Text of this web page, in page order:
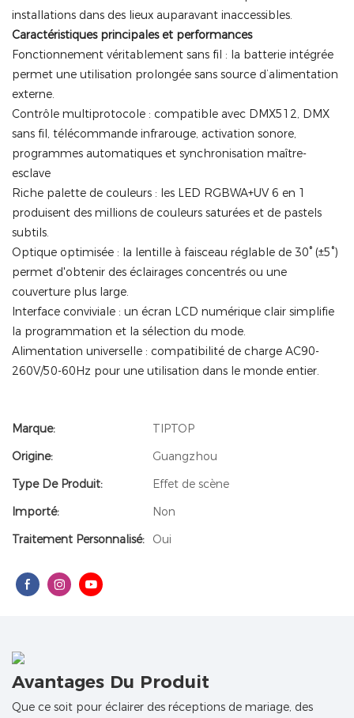
installations dans des lieux auparavant inaccessibles.
Caractéristiques principales et performances
Fonctionnement véritablement sans fil : la batterie intégrée
permet une utilisation prolongée sans source d’alimentation
externe.
Contrôle multiprotocole : compatible avec DMX512, DMX
sans fil, télécommande infrarouge, activation sonore,
programmes automatiques et synchronisation maître-
esclave
Riche palette de couleurs : les LED RGBWA+UV 6 en 1
produisent des millions de couleurs saturées et de pastels
subtils.
Optique optimisée : la lentille à faisceau réglable de 30° (±5°)
permet d'obtenir des éclairages concentrés ou une
couverture plus large.
Interface conviviale : un écran LCD numérique clair simplifie
la programmation et la sélection du mode.
Alimentation universelle : compatibilité de charge AC90-
260V/50-60Hz pour une utilisation dans le monde entier.
Marque:
TIPTOP
Origine:
Guangzhou
Type De Produit:
Effet de scène
Importé:
Non
Traitement Personnalisé:
Oui
Avantages Du Produit
Que ce soit pour éclairer des réceptions de mariage, des